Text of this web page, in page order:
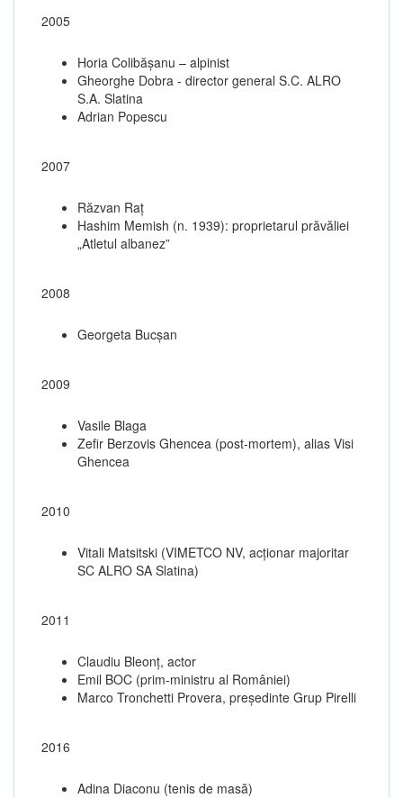
2005
Horia Colibășanu – alpinist
Gheorghe Dobra - director general S.C. ALRO
S.A. Slatina
Adrian Popescu
2007
Răzvan Raț
Hashim Memish (n. 1939): proprietarul prăvăliei
„Atletul albanez”
2008
Georgeta Bucșan
2009
Vasile Blaga
Zefir Berzovis Ghencea (post-mortem), alias Visi
Ghencea
2010
Vitali Matsitski (VIMETCO NV, acționar majoritar
SC ALRO SA Slatina)
2011
Claudiu Bleonț, actor
Emil BOC (prim-ministru al României)
Marco Tronchetti Provera, președinte Grup Pirelli
2016
Adina Diaconu (tenis de masă)